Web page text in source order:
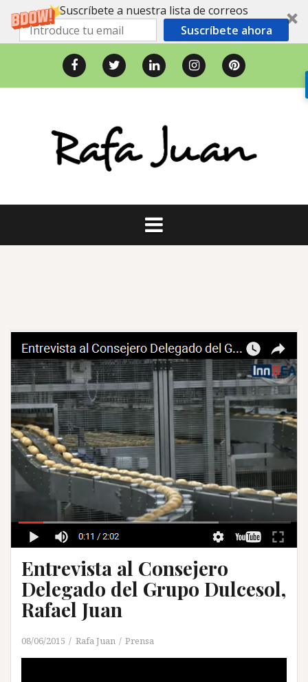
Suscríbete a nuestra lista de correos
Suscríbete ahora
contenido
FacebookTwitter LinkedInInstagramPinterest
Entrevista al Consejero
Delegado del Grupo Dulcesol,
Rafael Juan
08/06/2015 Rafa Juan Prensa